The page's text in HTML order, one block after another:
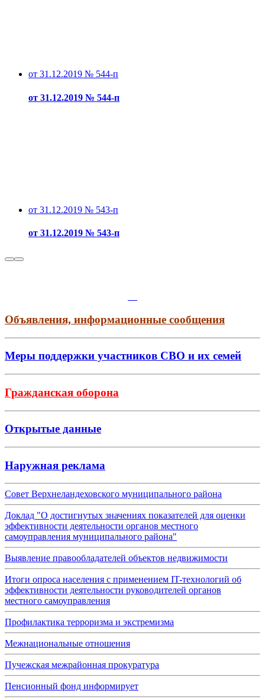
от 31.12.2019 № 544-п
от 31.12.2019 № 544-п
от 31.12.2019 № 543-п
от 31.12.2019 № 543-п
Объявления, информационные сообщения
Меры поддержки участников СВО и их семей
Гражданская оборона
Открытые данные
Наружная реклама
Совет Верхнеландеховского муниципального района
Доклад "О достигнутых значениях показателей для оценки
эффективности деятельности органов местного
самоуправления муниципального района"
Выявление правообладателей объектов недвижимости
Итоги опроса населения с применением IT-технологий об
эффективности деятельности руководителей органов
местного самоуправления
Профилактика терроризма и экстремизма
Межнациональные отношения
Пучежская межрайонная прокуратура
Пенсионный фонд информирует